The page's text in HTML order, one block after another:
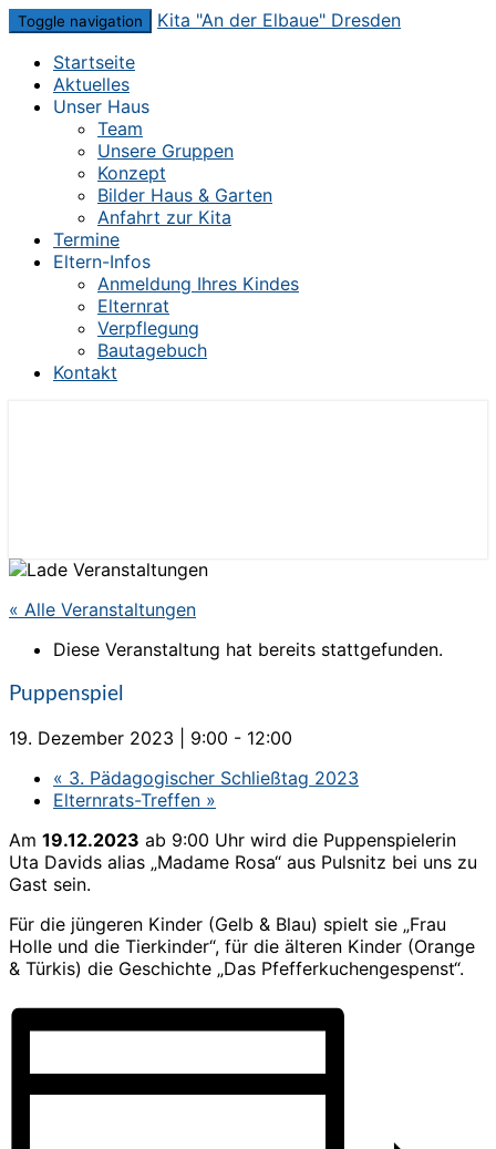
Skip
content
Toggle navigation
Kita "An der Elbaue" Dresden
Startseite
Aktuelles
Unser Haus
Team
Unsere Gruppen
Konzept
Bilder Haus & Garten
Anfahrt zur Kita
Termine
Eltern-Infos
Anmeldung Ihres Kindes
Elternrat
Verpflegung
Bautagebuch
Kontakt
« Alle Veranstaltungen
Diese Veranstaltung hat bereits stattgefunden.
Puppenspiel
19. Dezember 2023 | 9:00 - 12:00
« 3. Pädagogischer Schließtag 2023
Elternrats-Treffen »
Am 19.12.2023 ab 9:00 Uhr wird die Puppenspielerin
Uta Davids alias „Madame Rosa“ aus Pulsnitz bei uns zu
Gast sein.
Für die jüngeren Kinder (Gelb & Blau) spielt sie „Frau
Holle und die Tierkinder“, für die älteren Kinder (Orange
& Türkis) die Geschichte „Das Pfefferkuchengespenst“.